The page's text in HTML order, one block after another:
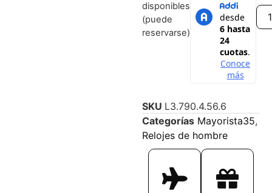
disponibles
(puede
reservarse)
SKU L3.790.4.56.6
Categorías Mayorista35,
Relojes de hombre